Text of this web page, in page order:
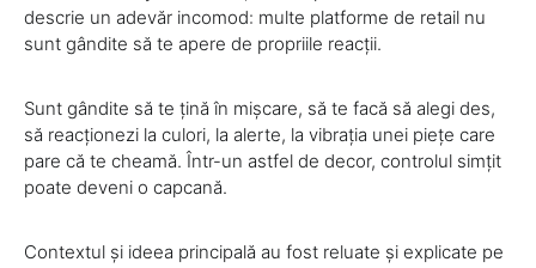
descrie un adevăr incomod: multe platforme de retail nu
sunt gândite să te apere de propriile reacții.
Sunt gândite să te țină în mișcare, să te facă să alegi des,
să reacționezi la culori, la alerte, la vibrația unei piețe care
pare că te cheamă. Într-un astfel de decor, controlul simțit
poate deveni o capcană.
Contextul și ideea principală au fost reluate și explicate pe